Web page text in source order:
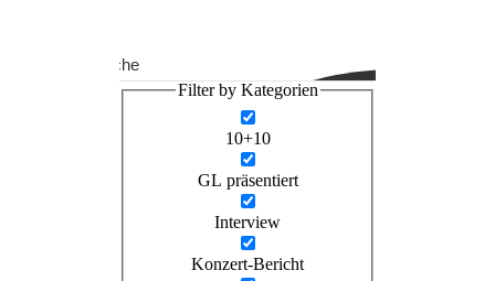
Suche
Filter by Kategorien
10+10
GL präsentiert
Interview
Konzert-Bericht